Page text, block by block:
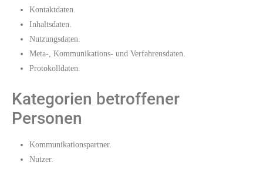
Kontaktdaten.
Inhaltsdaten.
Nutzungsdaten.
Meta-, Kommunikations- und Verfahrensdaten.
Protokolldaten.
Kategorien betroffener
Personen
Kommunikationspartner.
Nutzer.